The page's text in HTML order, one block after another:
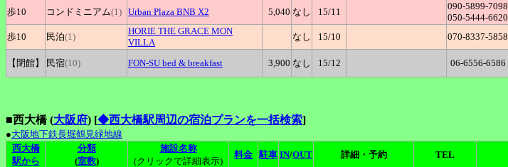
歩10 コンドミニアム(1) Urban Plaza BNB X2 5,040 なし 15/11
090-5899-7098
050-5444-6620
歩10 民泊(1)
HORIE THE GRACE MON
VILLA
なし 15/10 070-8337-5858
【閉館】 民宿(10) FON-SU bed & breakfast 3,900 なし 15/12 06-6556-6586
■西大橋 (大阪府) [◆西大橋駅周辺の宿泊プランを一括検索]
●大阪地下鉄長堀鶴見緑地線
西大橋
駅から
分類
(室数)
施設名称
(クリックで詳細表示)
料金 駐車 IN/OUT 詳細・予約 TEL